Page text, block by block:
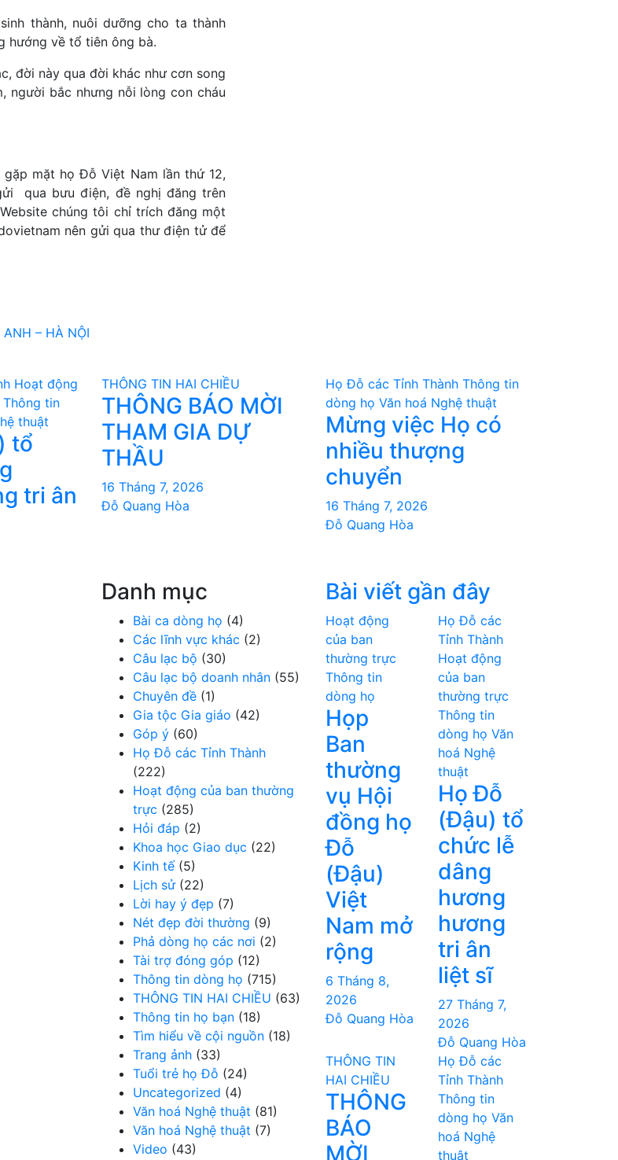
thành, nuôi dưỡng cho ta thành
hướng về tổ tiên ông bà.
đời này qua đời khác như cơn song
người bắc nhưng nỗi lòng con cháu
mặt họ Đỗ Việt Nam lần thứ 12,
qua bưu điện, đề nghị đăng trên
chúng tôi chỉ trích đăng một
nên gửi qua thư điện tử để
– HÀ NỘI
Hoạt động
Thông tin
thuật
tổ
tri ân
THÔNG TIN HAI CHIỀU
THÔNG BÁO MỜI
THAM GIA DỰ
THẦU
16 Tháng 7, 2026
Đỗ Quang Hòa
Họ Đỗ các Tỉnh Thành Thông tin
dòng họ Văn hoá Nghệ thuật
Mừng việc Họ có
nhiều thượng
chuyển
16 Tháng 7, 2026
Đỗ Quang Hòa
Danh mục
Bài ca dòng họ (4)
Các lĩnh vực khác (2)
Câu lạc bộ (30)
Câu lạc bộ doanh nhân (55)
Chuyên đề (1)
Gia tộc Gia giáo (42)
Góp ý (60)
Họ Đỗ các Tỉnh Thành
(222)
Hoạt động của ban thường
trực (285)
Hỏi đáp (2)
Khoa học Giao dục (22)
Kinh tế(5)
Lịch sử(22)
Lời hay ý đẹp (7)
Nét đẹp đời thường (9)
Phả dòng họ các nơi (2)
Tài trợ đóng góp (12)
Thông tin dòng họ (715)
THÔNG TIN HAI CHIỀU (63)
Thông tin họ bạn (18)
Tìm hiểu về cội nguồn (18)
Trang ảnh (33)
Tuổi trẻ họ Đỗ (24)
Uncategorized (4)
Văn hoá Nghệ thuật (81)
Văn hoá Nghệ thuật (7)
Video (43)
Bài viết gần đây
Hoạt động
của ban
thường trực
Thông tin
dòng họ
Họp
Ban
thường
vụ Hội
đồng họ
Đỗ
(Đậu)
Việt
Nam mở
rộng
6 Tháng 8,
2026
Đỗ Quang Hòa
Họ Đỗ các
Tỉnh Thành
Hoạt động
của ban
thường trực
Thông tin
dòng họ Văn
hoá Nghệ
thuật
Họ Đỗ
(Đậu) tổ
chức lễ
dâng
hương
hương
tri ân
liệt sĩ
27 Tháng 7,
2026
Đỗ Quang Hòa
THÔNG TIN
HAI CHIỀU
THÔNG
BÁO
MỜI
Họ Đỗ các
Tỉnh Thành
Thông tin
dòng họ Văn
hoá Nghệ
thuật